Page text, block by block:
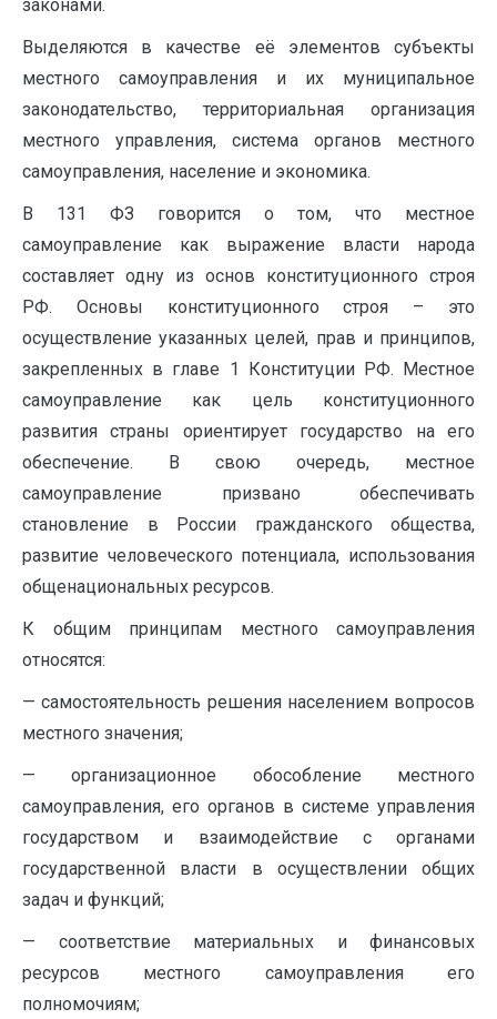
законами.
Выделяются в качестве её элементов субъекты
местного самоуправления и их муниципальное
законодательство, территориальная организация
местного управления, система органов местного
самоуправления, население и экономика.
В 131 ФЗ говорится о том, что местное
самоуправление как выражение власти народа
составляет одну из основ конституционного строя
РФ. Основы конституционного строя – это
осуществление указанных целей, прав и принципов,
закрепленных в главе 1 Конституции РФ. Местное
самоуправление как цель конституционного
развития страны ориентирует государство на его
обеспечение. В свою очередь, местное
самоуправление призвано обеспечивать
становление в России гражданского общества,
развитие человеческого потенциала, использования
общенациональных ресурсов.
К общим принципам местного самоуправления
относятся:
— самостоятельность решения населением вопросов
местного значения;
— организационное обособление местного
самоуправления, его органов в системе управления
государством и взаимодействие с органами
государственной власти в осуществлении общих
задач и функций;
— соответствие материальных и финансовых
ресурсов местного самоуправления его
полномочиям;